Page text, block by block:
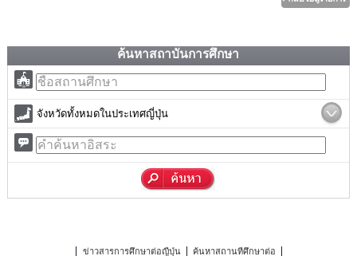
ค้นหาสถาบันการศึกษา
จังหวัดทั้งหมดในประเทศญี่ปุ่น
ข่าวสารการศึกษาต่อญี่ปุ่น
ค้นหาสถานที่ศึกษาต่อ